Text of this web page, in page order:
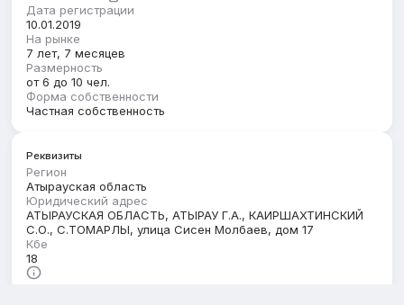
Дата регистрации
10.01.2019
На рынке
7 лет, 7 месяцев
Размерность
от 6 до 10 чел.
Форма собственности
Частная собственность
Реквизиты
Регион
Атырауская область
Юридический адрес
АТЫРАУСКАЯ ОБЛАСТЬ, АТЫРАУ Г.А., КАИРШАХТИНСКИЙ
С.О., С.ТОМАРЛЫ, улица Сисен Молбаев, дом 17
Кбе
18